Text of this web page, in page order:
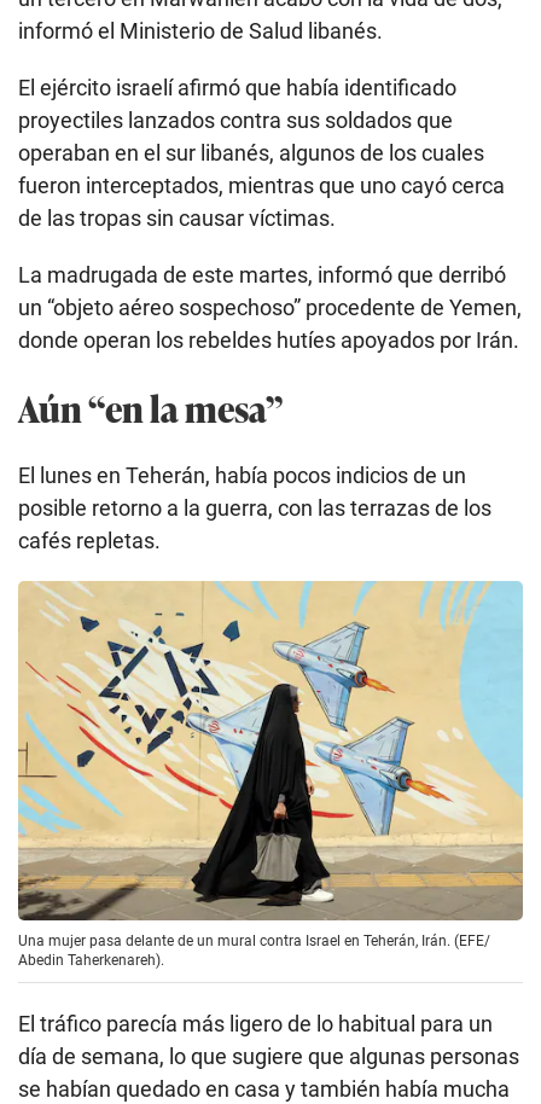
informó el Ministerio de Salud libanés.
El ejército israelí afirmó que había identificado
proyectiles lanzados contra sus soldados que
operaban en el sur libanés, algunos de los cuales
fueron interceptados, mientras que uno cayó cerca
de las tropas sin causar víctimas.
La madrugada de este martes, informó que derribó
un “objeto aéreo sospechoso” procedente de Yemen,
donde operan los rebeldes hutíes apoyados por Irán.
Aún “en la mesa”
El lunes en Teherán, había pocos indicios de un
posible retorno a la guerra, con las terrazas de los
cafés repletas.
Una mujer pasa delante de un mural contra Israel en Teherán, Irán. (EFE/
Abedin Taherkenareh).
El tráfico parecía más ligero de lo habitual para un
día de semana, lo que sugiere que algunas personas
se habían quedado en casa y también había mucha